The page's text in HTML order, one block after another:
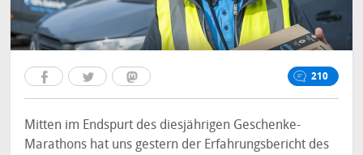
210
Mitten im Endspurt des diesjährigen Geschenke-
Marathons hat uns gestern der Erfahrungsbericht des